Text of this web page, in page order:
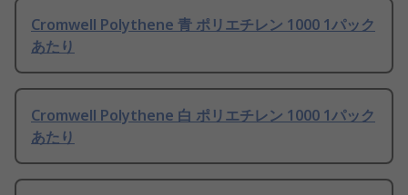
Cromwell Polythene 青 ポリエチレン 1000 1パック
あたり
Cromwell Polythene 白 ポリエチレン 1000 1パック
あたり